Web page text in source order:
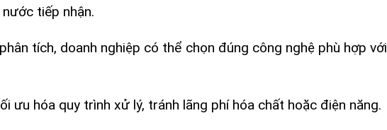
tiếp nhận.
tích, doanh nghiệp có thể chọn đúng công nghệ phù hợp với
ưu hóa quy trình xử lý, tránh lãng phí hóa chất hoặc điện năng.